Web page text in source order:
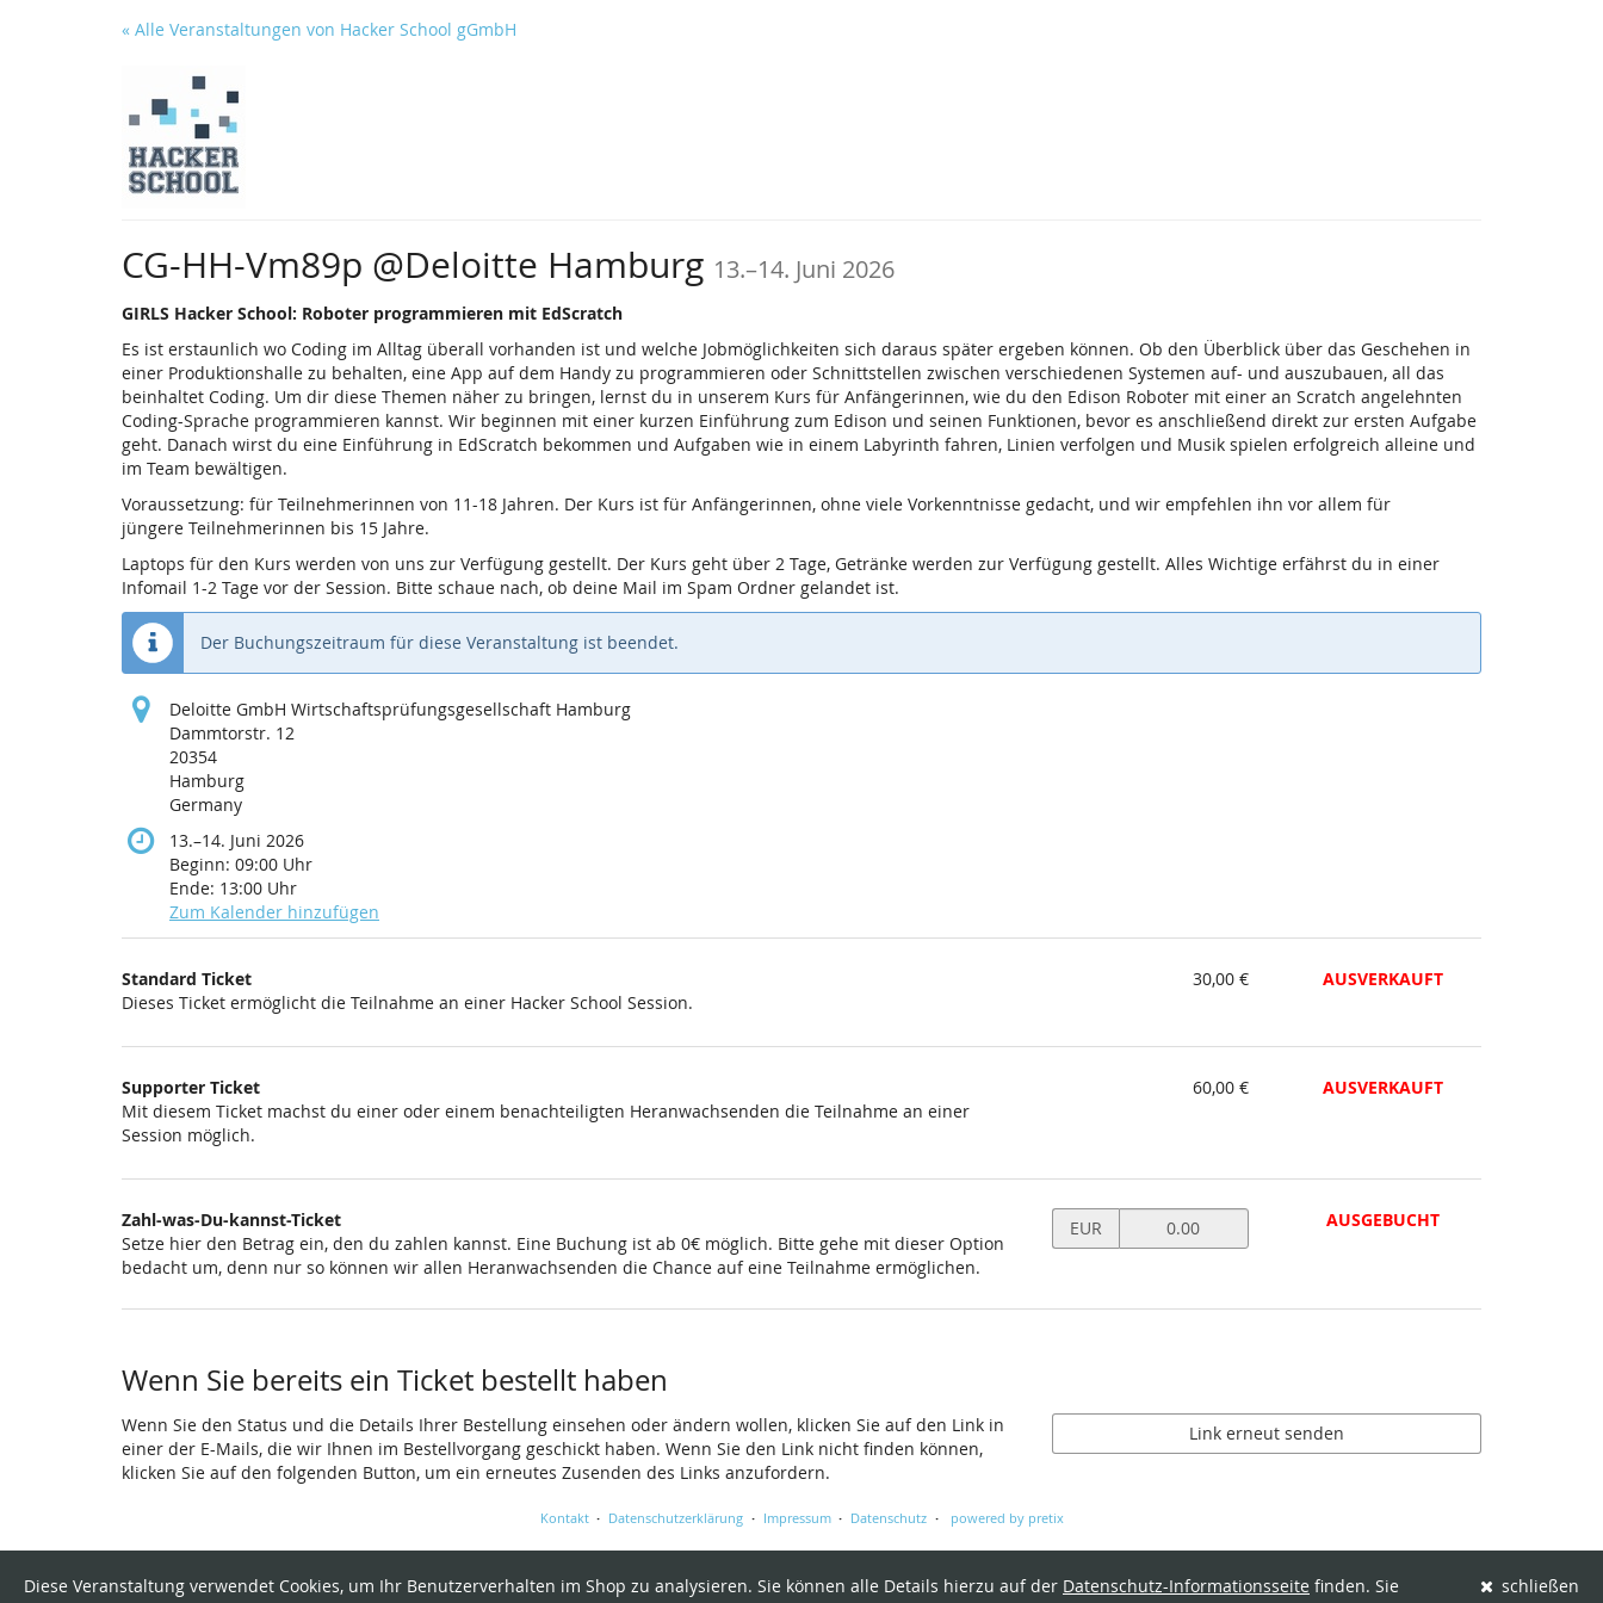
« Alle Veranstaltungen von Hacker School gGmbH
CG-HH-Vm89p @Deloitte Hamburg 13.–bis
14. Juni 2026
GIRLS Hacker School: Roboter programmieren mit EdScratch
Es ist erstaunlich wo Coding im Alltag überall vorhanden ist und welche Jobmöglichkeiten sich daraus später ergeben können. Ob den Überblick über das Geschehen in
einer Produktionshalle zu behalten, eine App auf dem Handy zu programmieren oder Schnittstellen zwischen verschiedenen Systemen auf- und auszubauen, all das
beinhaltet Coding. Um dir diese Themen näher zu bringen, lernst du in unserem Kurs für Anfängerinnen, wie du den Edison Roboter mit einer an Scratch angelehnten
Coding-Sprache programmieren kannst. Wir beginnen mit einer kurzen Einführung zum Edison und seinen Funktionen, bevor es anschließend direkt zur ersten Aufgabe
geht. Danach wirst du eine Einführung in EdScratch bekommen und Aufgaben wie in einem Labyrinth fahren, Linien verfolgen und Musik spielen erfolgreich alleine und
im Team bewältigen.
Voraussetzung: für Teilnehmerinnen von 11-18 Jahren. Der Kurs ist für Anfängerinnen, ohne viele Vorkenntnisse gedacht, und wir empfehlen ihn vor allem für
jüngere Teilnehmerinnen bis 15 Jahre.
Laptops für den Kurs werden von uns zur Verfügung gestellt. Der Kurs geht über 2 Tage, Getränke werden zur Verfügung gestellt. Alles Wichtige erfährst du in einer
Infomail 1-2 Tage vor der Session. Bitte schaue nach, ob deine Mail im Spam Ordner gelandet ist.
Der Buchungszeitraum für diese Veranstaltung ist beendet.
Deloitte GmbH Wirtschaftsprüfungsgesellschaft Hamburg
Dammtorstr. 12
20354
Hamburg
Germany
13.–bis
14. Juni 2026
Beginn: 09:00 Uhr
Ende: 13:00 Uhr
Zum Kalender hinzufügen
Produkte
Unkategorisierte
Produkte
Standard Ticket
Dieses Ticket ermöglicht die Teilnahme an einer Hacker School Session.
30,00 € AUSVERKAUFT
Supporter Ticket
Mit diesem Ticket machst du einer oder einem benachteiligten Heranwachsenden die Teilnahme an einer
Session möglich.
60,00 € AUSVERKAUFT
Zahl-was-Du-kannst-Ticket
Setze hier den Betrag ein, den du zahlen kannst. Eine Buchung ist ab 0€ möglich. Bitte gehe mit dieser Option
bedacht um, denn nur so können wir allen Heranwachsenden die Chance auf eine Teilnahme ermöglichen.
Preis
in
Zahl-
Ticket
setzen
EUR AUSGEBUCHT
Wenn Sie bereits ein Ticket bestellt haben
Wenn Sie den Status und die Details Ihrer Bestellung einsehen oder ändern wollen, klicken Sie auf den Link in
einer der E-Mails, die wir Ihnen im Bestellvorgang geschickt haben. Wenn Sie den Link nicht finden können,
klicken Sie auf den folgenden Button, um ein erneutes Zusenden des Links anzufordern.
Link erneut senden
Kontakt Datenschutzerklärung Impressum Datenschutz powered by pretix
schließen
Diese Veranstaltung verwendet Cookies, um Ihr Benutzerverhalten im Shop zu analysieren. Sie können alle Details hierzu auf der Datenschutz-Informationsseite finden. Sie